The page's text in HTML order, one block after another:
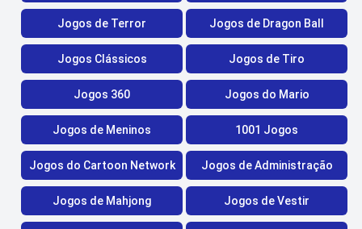
Jogos de Terror Jogos de Dragon Ball
Jogos Clássicos Jogos de Tiro
Jogos 360 Jogos do Mario
Jogos de Meninos 1001 Jogos
Jogos do Cartoon Network Jogos de Administração
Jogos de Mahjong Jogos de Vestir